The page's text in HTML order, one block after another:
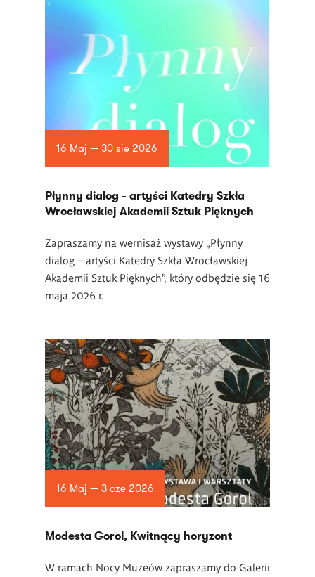
16 Maj — 30 sie 2026
Płynny dialog - artyści Katedry Szkła
Wrocławskiej Akademii Sztuk Pięknych
Zapraszamy na wernisaż wystawy „Płynny
dialog – artyści Katedry Szkła Wrocławskiej
Akademii Sztuk Pięknych”, który odbędzie się 16
maja 2026 r.
16 Maj — 3 cze 2026
Modesta Gorol, Kwitnący horyzont
W ramach Nocy Muzeów zapraszamy do Galerii